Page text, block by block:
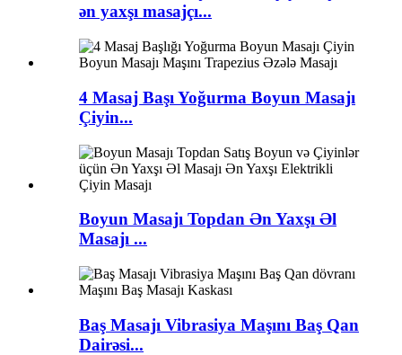
ən yaxşı masajçı...
4 Masaj Başı Yoğurma Boyun Masajı
Çiyin...
Boyun Masajı Topdan Ən Yaxşı Əl
Masajı ...
Baş Masajı Vibrasiya Maşını Baş Qan
Dairəsi...